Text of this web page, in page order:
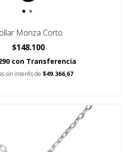
Monza Corto
$148.100
con Transferencia
sin interés de $49.366,67